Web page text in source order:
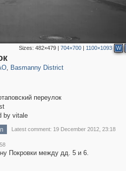
Sizes:482×479 |704×700 | 1100×1093 W
, Basmanny District
13,204
переулок
by vitale
Latest comment: 19 December 2012, 23:18
Покровки между дд. 5 и 6.